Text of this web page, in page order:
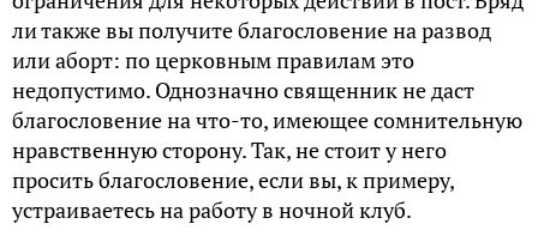
ли также вы получите благословение на развод
или аборт: по церковным правилам это
недопустимо. Однозначно священник не даст
благословение на что-то, имеющее сомнительную
нравственную сторону. Так, не стоит у него
просить благословение, если вы, к примеру,
устраиваетесь на работу в ночной клуб.